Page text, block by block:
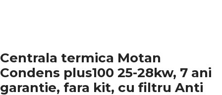
Centrala termica Motan
Condens plus100 25-28kw, 7 ani
garantie, fara kit, cu filtru Anti